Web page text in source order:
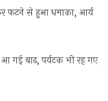
फटने से हुआ धमाका, आर्य
गई बाढ़, पर्यटक भी रह गए